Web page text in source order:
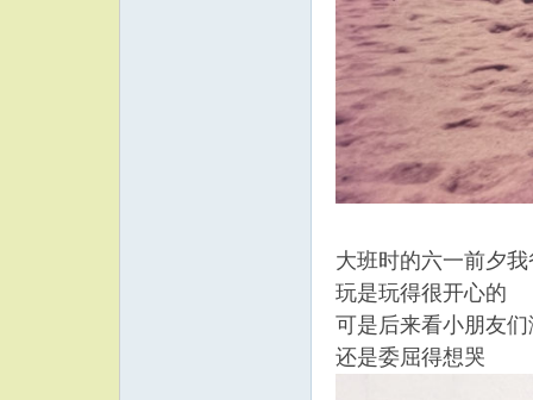
大班时的六一前夕
玩是玩得很开心的
可是后来看小朋友
还是委屈得想哭